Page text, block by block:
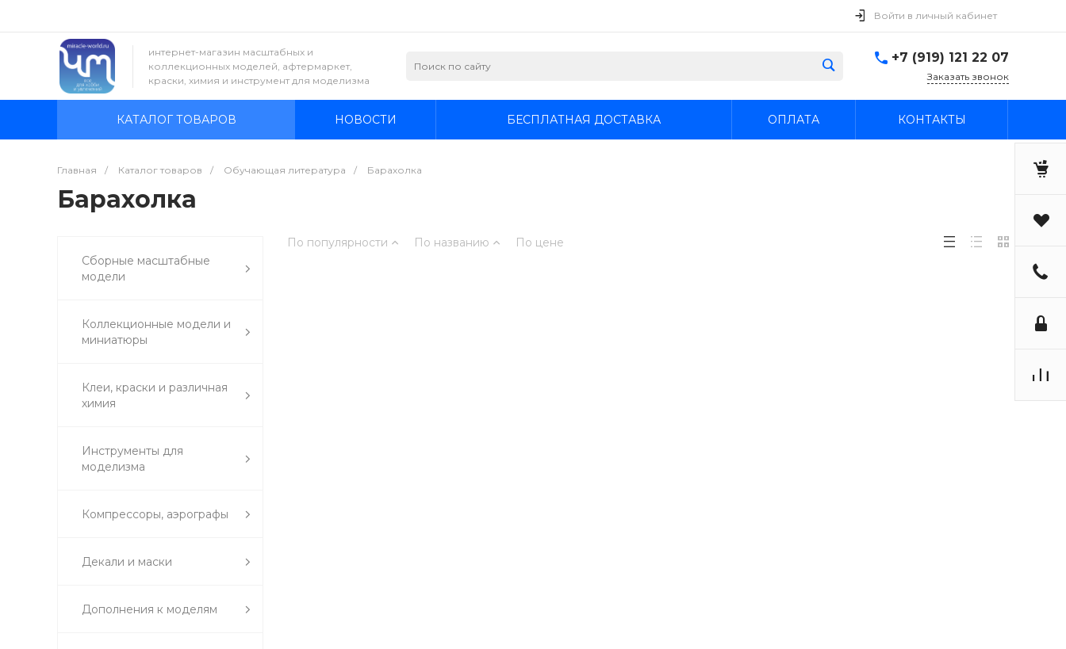
Войти в личный кабинет
интернет-магазин масштабных и
коллекционных моделей, афтермаркет,
краски, химия и инструмент для моделизма
+7 (919) 121 22 07
Заказать звонок
КАТАЛОГ ТОВАРОВ НОВОСТИ БЕСПЛАТНАЯ ДОСТАВКА ОПЛАТА КОНТАКТЫ
Главная / Каталог товаров / Обучающая литература / Барахолка
Барахолка
Сборные масштабные
модели
Коллекционные модели и
миниатюры
Клеи, краски и различная
химия
Инструменты для
моделизма
Компрессоры, аэрографы
Декали и маски
Дополнения к моделям
По популярности По названию По цене